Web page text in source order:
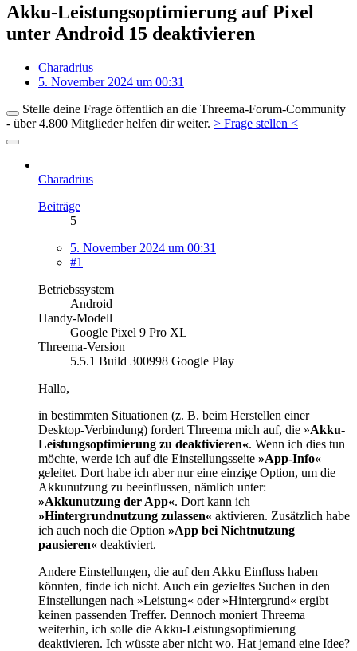
Akku-Leistungsoptimierung auf Pixel
unter Android 15 deaktivieren
Charadrius
5. November 2024 um 00:31
Stelle deine Frage öffentlich an die Threema-Forum-Community
- über 4.800 Mitglieder helfen dir weiter. > Frage stellen <
Charadrius
Beiträge
5
5. November 2024 um 00:31
#1
Betriebssystem
Android
Handy-Modell
Google Pixel 9 Pro XL
Threema-Version
5.5.1 Build 300998 Google Play
Hallo,
in bestimmten Situationen (z. B. beim Herstellen einer
Desktop-Verbindung) fordert Threema mich auf, die »Akku-
Leistungsoptimierung zu deaktivieren«. Wenn ich dies tun
möchte, werde ich auf die Einstellungsseite »App-Info«
geleitet. Dort habe ich aber nur eine einzige Option, um die
Akkunutzung zu beeinflussen, nämlich unter:
»Akkunutzung der App«. Dort kann ich
»Hintergrundnutzung zulassen« aktivieren. Zusätzlich habe
ich auch noch die Option »App bei Nichtnutzung
pausieren« deaktiviert.
Andere Einstellungen, die auf den Akku Einfluss haben
könnten, finde ich nicht. Auch ein gezieltes Suchen in den
Einstellungen nach »Leistung« oder »Hintergrund« ergibt
keinen passenden Treffer. Dennoch moniert Threema
weiterhin, ich solle die Akku-Leistungsoptimierung
deaktivieren. Ich wüsste aber nicht wo. Hat jemand eine Idee?